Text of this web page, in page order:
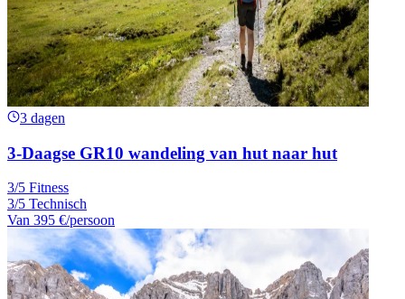
3 dagen
3-Daagse GR10 wandeling van hut naar hut
3/5 Fitness
3/5 Technisch
Van 395 €/persoon